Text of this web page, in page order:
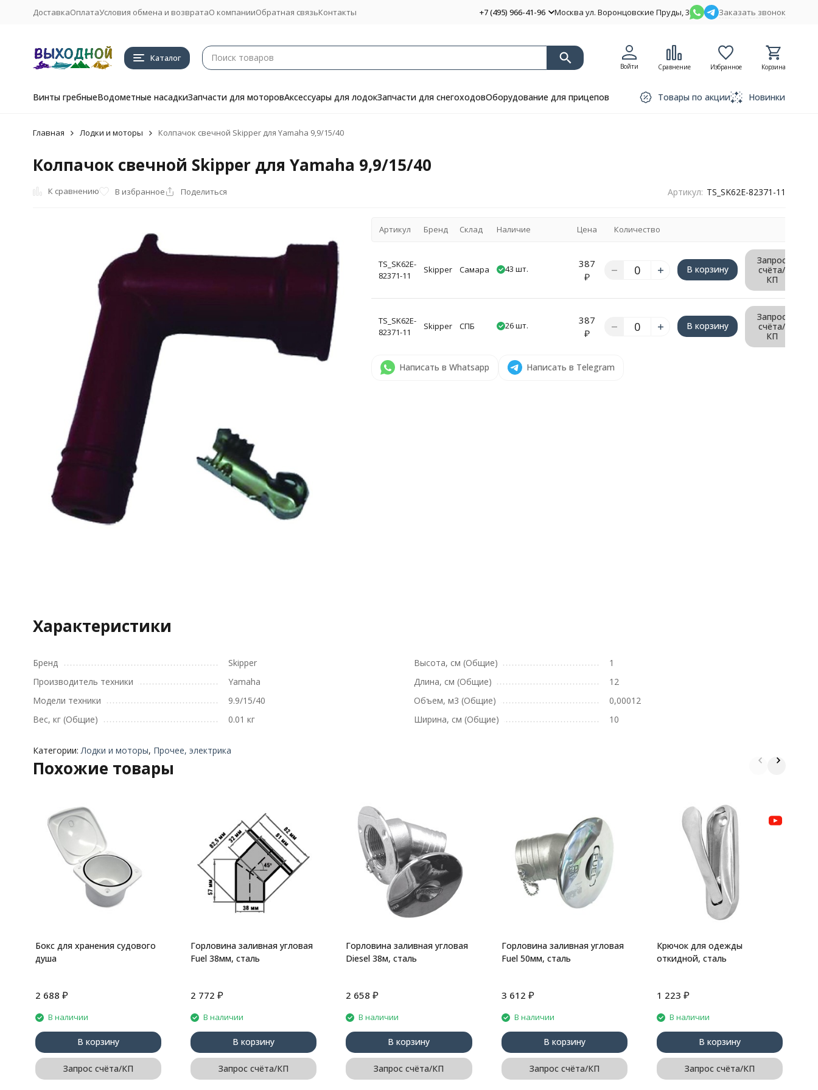
ДоставкаОплатаУсловия обмена и возвратаО компанииОбратная связьКонтакты +7 (495) 966-41-96 Москва ул. Воронцовские Пруды, 3 Заказать звонок
Каталог
Войти Сравнение Избранное Корзина
Винты гребныеВодометные насадкиЗапчасти для моторовАксессуары для лодокЗапчасти для снегоходовОборудование для прицепов Товары по акции Новинки
Главная Лодки и моторы Колпачок свечной Skipper для Yamaha 9,9/15/40
Колпачок свечной Skipper для Yamaha 9,9/15/40
К сравнению В избранное Поделиться Артикул: TS_SK62E-82371-11
Артикул Бренд Склад Наличие Цена Количество
TS_SK62E-
82371-11
Skipper Самара 43 шт.
387
₽
В корзину
Запрос
счёта/
КП
TS_SK62E-
82371-11
Skipper СПБ 26 шт.
387
₽
В корзину
Запрос
счёта/
КП
Написать в Whatsapp Написать в Telegram
Характеристики
Бренд
Skipper
Производитель техники
Yamaha
Модели техники
9.9/15/40
Вес, кг (Общие)
0.01 кг
Высота, см (Общие)
1
Длина, см (Общие)
12
Объем, м3 (Общие)
0,00012
Ширина, см (Общие)
10
Категории:Лодки и моторы, Прочее, электрика
Похожие товары
Бокс для хранения судового
душа
2 688 ₽
В наличии
В корзину
Запрос счёта/КП
Горловина заливная угловая
Fuel 38мм, сталь
2 772 ₽
В наличии
В корзину
Запрос счёта/КП
Горловина заливная угловая
Diesel 38м, сталь
2 658 ₽
В наличии
В корзину
Запрос счёта/КП
Горловина заливная угловая
Fuel 50мм, сталь
3 612 ₽
В наличии
В корзину
Запрос счёта/КП
Крючок для одежды
откидной, сталь
1 223 ₽
В наличии
В корзину
Запрос счёта/КП